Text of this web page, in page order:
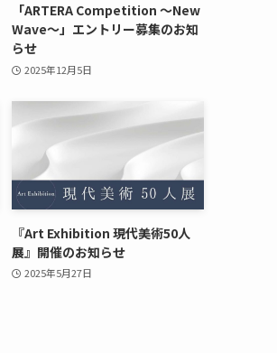
「ARTERA Competition ～New
Wave～」エントリー募集のお知
らせ
2025年12月5日
『Art Exhibition 現代美術50人
展』開催のお知らせ
2025年5月27日